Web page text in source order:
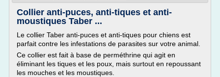
Collier anti-puces, anti-tiques et anti-
moustiques Taber ...
Le collier Taber anti-puces et anti-tiques pour chiens est
parfait contre les infestations de parasites sur votre animal.
Ce collier est fait à base de perméthrine qui agit en
éliminant les tiques et les poux, mais surtout en repoussant
les mouches et les moustiques.